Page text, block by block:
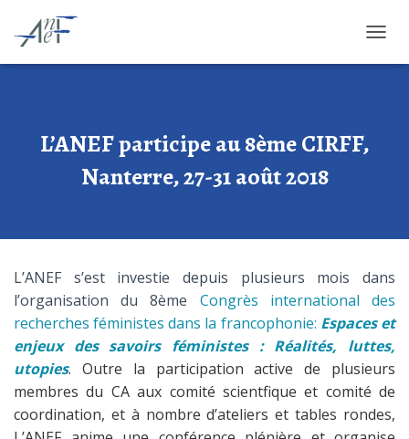
L’ANEF participe au 8ème CIRFF,
Nanterre, 27-31 août 2018
L’ANEF s’est investie depuis plusieurs mois dans
l’organisation du 8ème Congrès international des
recherches féministes dans la francophonie: Espaces et
enjeux des savoirs féministes : Réalités, luttes,
utopies. Outre la participation active de plusieurs
membres du CA aux comité scientfique et comité de
coordination, et à nombre d’ateliers et tables rondes,